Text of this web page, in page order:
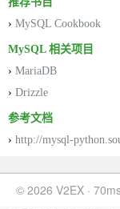
› MySQL Cookbook
MySQL 相关项目
› MariaDB
› Drizzle
参考文档
› http://mysql-
© 2026 V2EX ·